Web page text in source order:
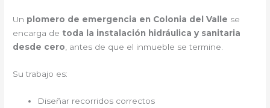
Un plomero de emergencia en Colonia del Valle se
encarga de toda la instalación hidráulica y sanitaria
desde cero, antes de que el inmueble se termine.
Su trabajo es:
Diseñar recorridos correctos